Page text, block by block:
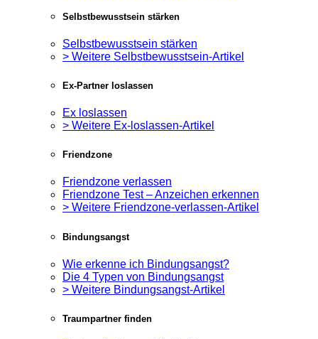
Selbstbewusstsein stärken
Selbstbewusstsein stärken
> Weitere Selbstbewusstsein-Artikel
Ex-Partner loslassen
Ex loslassen
> Weitere Ex-loslassen-Artikel
Friendzone
Friendzone verlassen
Friendzone Test – Anzeichen erkennen
> Weitere Friendzone-verlassen-Artikel
Bindungsangst
Wie erkenne ich Bindungsangst?
Die 4 Typen von Bindungsangst
> Weitere Bindungsangst-Artikel
Traumpartner finden